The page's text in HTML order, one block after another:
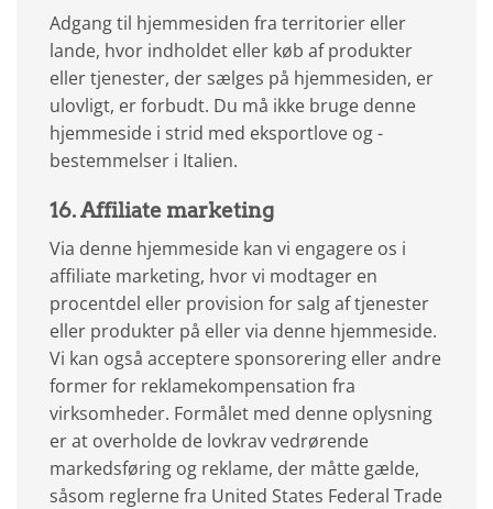
Adgang til hjemmesiden fra territorier eller
lande, hvor indholdet eller køb af produkter
eller tjenester, der sælges på hjemmesiden, er
ulovligt, er forbudt. Du må ikke bruge denne
hjemmeside i strid med eksportlove og -
bestemmelser i Italien.
16. Affiliate marketing
Via denne hjemmeside kan vi engagere os i
affiliate marketing, hvor vi modtager en
procentdel eller provision for salg af tjenester
eller produkter på eller via denne hjemmeside.
Vi kan også acceptere sponsorering eller andre
former for reklamekompensation fra
virksomheder. Formålet med denne oplysning
er at overholde de lovkrav vedrørende
markedsføring og reklame, der måtte gælde,
såsom reglerne fra United States Federal Trade